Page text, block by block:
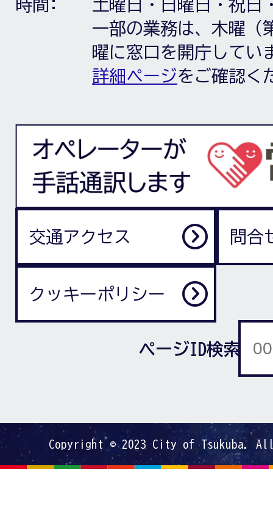
時間:
土曜日・日曜日・祝日
一部の業務は、木曜（
曜に窓口を開庁してい
詳細ページをご確認く
交通アクセス 問合
クッキーポリシー
ページID検索
Copyright © 2023 City of Tsukuba.